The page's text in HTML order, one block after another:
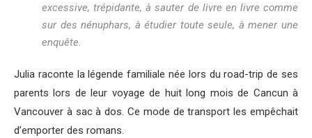
excessive, trépidante, à sauter de livre en livre comme
sur des nénuphars, à étudier toute seule, à mener une
enquête.
Julia raconte la légende familiale née lors du road-trip de ses
parents lors de leur voyage de huit long mois de Cancun à
Vancouver à sac à dos. Ce mode de transport les empêchait
d’emporter des romans.